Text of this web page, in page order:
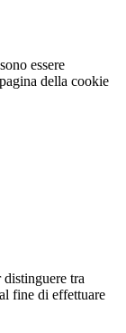
essere
della cookie
tra
fine di effettuare